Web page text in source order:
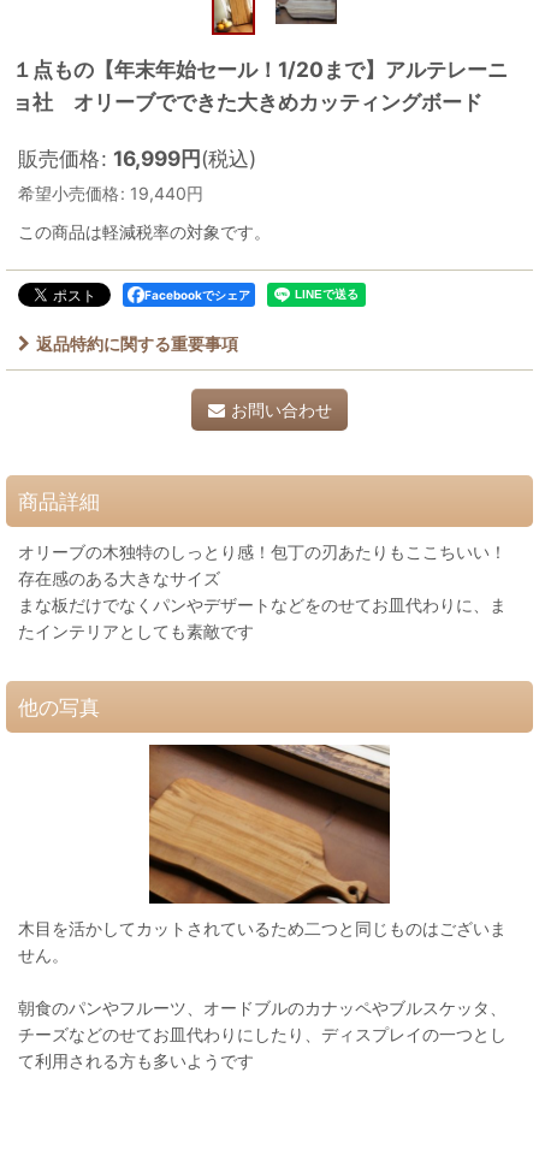
１点もの【年末年始セール！1/20まで】アルテレーニ
ョ社 オリーブでできた大きめカッティングボード
販売価格: 16,999円(税込)
希望小売価格: 19,440円
この商品は軽減税率の対象です。
Facebookでシェア
返品特約に関する重要事項
お問い合わせ
商品詳細
オリーブの木独特のしっとり感！包丁の刃あたりもここちいい！
存在感のある大きなサイズ
まな板だけでなくパンやデザートなどをのせてお皿代わりに、ま
たインテリアとしても素敵です
他の写真
木目を活かしてカットされているため二つと同じものはございま
せん。
朝食のパンやフルーツ、オードブルのカナッペやブルスケッタ、
チーズなどのせてお皿代わりにしたり、ディスプレイの一つとし
て利用される方も多いようです